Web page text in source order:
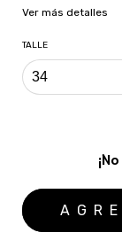
Ver más detalles
TALLE